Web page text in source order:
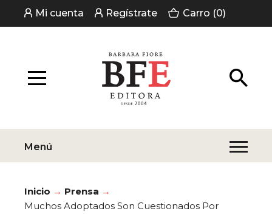
Mi cuenta Regístrate Carro (0)
Menú
Inicio
Prensa
Muchos Adoptados Son Cuestionados Por